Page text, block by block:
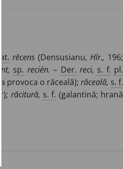
Lat. rĕcens(Densusianu,Hlr., 196;
sp. recién. – Der. reci, s. f. pl.
provoca o răceală); răceală, s. f.
răcitură, s. f. (galantină; hrană